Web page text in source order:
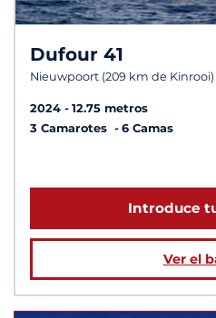
Dufour 41
Nieuwpoort (209 km de Kinrooi)
2024
12.75 metros
3 Camarotes
6 Camas
Introduce
Ver el